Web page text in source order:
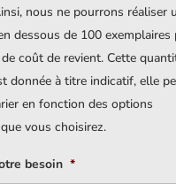
nous ne pourrons réaliser
dessous de 100 exemplaires
coût de revient. Cette
donnée à titre indicatif, elle
en fonction des options
vous choisirez.
besoin *